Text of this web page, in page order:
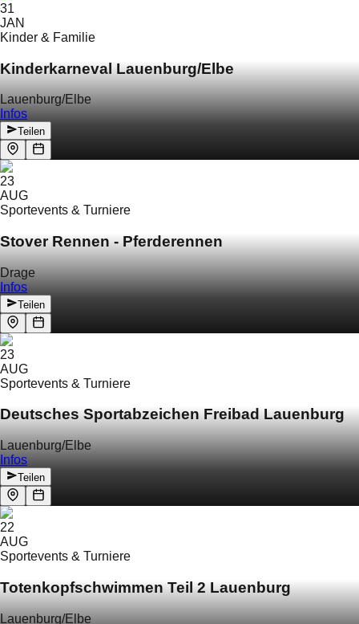
31
JAN
Kinder & Familie
Kinderkarneval Lauenburg/Elbe
Lauenburg/Elbe
Infos
Teilen
23
AUG
Sportevents & Turniere
Stover Rennen - Pferderennen
Drage
Infos
Teilen
23
AUG
Sportevents & Turniere
Deutsches Sportabzeichen Freibad Lauenburg
Lauenburg/Elbe
Infos
Teilen
22
AUG
Sportevents & Turniere
Totenkopfschwimmen Teil 2 Lauenburg
Lauenburg/Elbe